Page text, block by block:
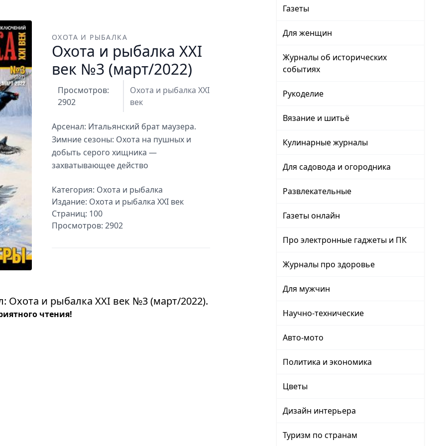
ОХОТА И РЫБАЛКА
Охота и рыбалка XXI
век №3 (март/2022)
Просмотров:
2902
Охота и рыбалка XXI
век
Арсенал: Итальянский брат маузера.
Зимние сезоны: Охота на пушных и
добыть серого хищника —
захватывающее действо
Категория: Охота и рыбалка
Издание: Охота и рыбалка XXI век
Страниц: 100
Просмотров: 2902
Охота и рыбалка XXI век №3 (март/2022).
чтения!
Газеты
Для женщин
Журналы об исторических
событиях
Рукоделие
Вязание и шитьё
Кулинарные журналы
Для садовода и огородника
Развлекательные
Газеты онлайн
Про электронные гаджеты и ПК
Журналы про здоровье
Для мужчин
Научно-технические
Авто-мото
Политика и экономика
Цветы
Дизайн интерьера
Туризм по странам